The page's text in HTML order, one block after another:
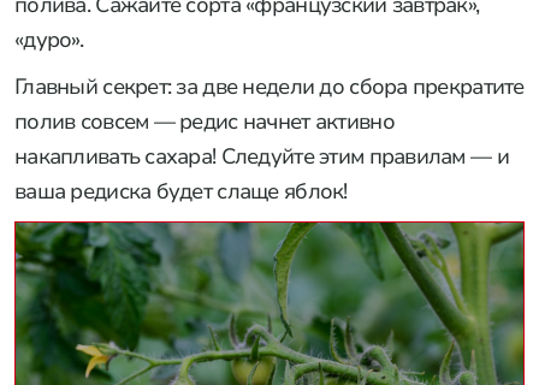
«дуро».
Главный секрет: за две недели до сбора прекратите
полив совсем — редис начнет активно
накапливать сахара! Следуйте этим правилам — и
ваша редиска будет слаще яблок!